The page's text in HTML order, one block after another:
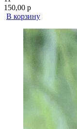
150,00 р
В корзину